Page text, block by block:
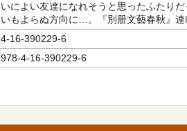
いによい友達になれそうと思ったふたり
いもよらぬ方向に…。『別册文藝春秋』連
4-16-390229-6
978-4-16-390229-6